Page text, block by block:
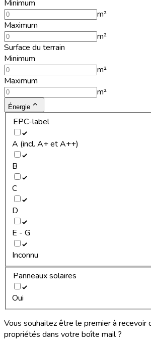
Minimum
m²
Maximum
m²
Surface du terrain
Minimum
m²
Maximum
m²
Énergie
EPC-label
A (incl. A+ et A++)
B
C
D
E - G
Inconnu
Panneaux solaires
Oui
Vous souhaitez être le premier à recevoir
propriétés dans votre boîte mail ?